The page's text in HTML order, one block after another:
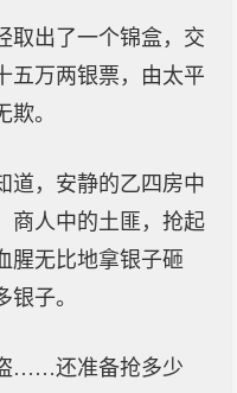
取出了一个锦盒，交
五万两银票，由太平
。
道，安静的乙四房中
商人中的土匪，抢起
腥无比地拿银子砸
子。
……还准备抢多少